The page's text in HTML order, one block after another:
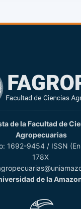
de la Facultad de
Agropecuarias
1692-9454 / ISSN
178X
de la